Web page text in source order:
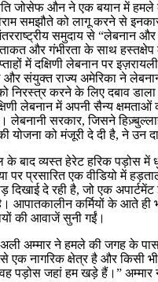
जोसेफ औन ने एक बयान में हमले
समझौते को लागू करने से
समुदाय से “लेबनान
और गंभीरता के साथ हस्तक्षेप
में दक्षिणी लेबनान पर
संयुक्त राज्य अमेरिका ने
निरस्त्र करने के लिए दबाव डाला
लेबनान में अपनी सैन्य क्षमताओं
लेबनानी सरकार, जिसने
योजना को मंजूरी दे दी है, ने उन
के बाद व्यस्त हेरेट हरिक पड़ोस
पर प्रसारित एक वीडियो में
दिखाई दे रही है, जो एक
आपातकालीन कर्मियों के आते ही
की आवाजें सुनी गईं।
अली अम्मार ने हमले की जगह के
एक नागरिक क्षेत्र है और किसी
पड़ोस जहां हम खड़े हैं।” अम्मार